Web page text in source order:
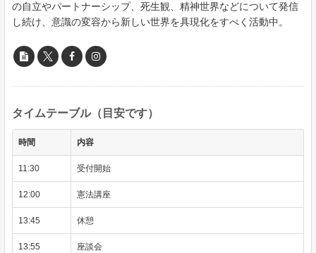
の自立やパートナーシップ、死生観、精神世界などについて発信
し続け、意識の変容から新しい世界を具現化をすべく活動中。
タイムテーブル（目安です）
時間 内容
11:30 受付開始
12:00 憲法講座
13:45 休憩
13:55 座談会